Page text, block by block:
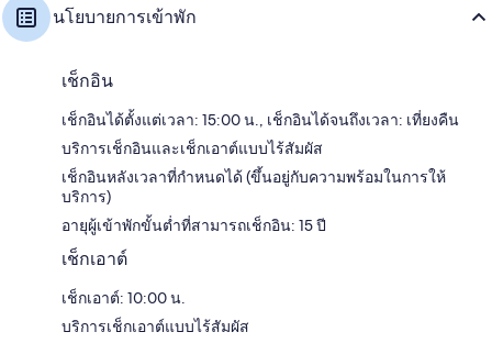
นโยบายการเข้าพัก
เช็กอิน
เช็กอินได้ตั้งแต่เวลา: 15:00 น., เช็กอินได้จนถึงเวลา: เที่ยงคืน
บริการเช็กอินและเช็กเอาต์แบบไร้สัมผัส
เช็กอินหลังเวลาที่กำหนดได้ (ขึ้นอยู่กับความพร้อมในการให้
บริการ)
อายุผู้เข้าพักขั้นต่ำที่สามารถเช็กอิน: 15 ปี
เช็กเอาต์
เช็กเอาต์: 10:00 น.
บริการเช็กเอาต์แบบไร้สัมผัส